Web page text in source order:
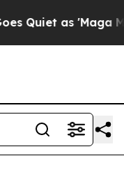
Quiet as 'Maga